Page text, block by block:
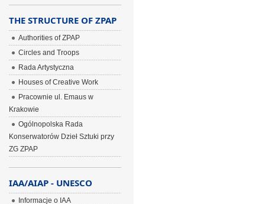
THE STRUCTURE OF ZPAP
Authorities of ZPAP
Circles and Troops
Rada Artystyczna
Houses of Creative Work
Pracownie ul. Emaus w
Krakowie
Ogólnopolska Rada
Konserwatorów Dzieł Sztuki przy
ZG ZPAP
IAA/AIAP - UNESCO
Informacje o IAA